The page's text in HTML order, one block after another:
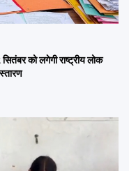
को लगेगी राष्ट्रीय लोक